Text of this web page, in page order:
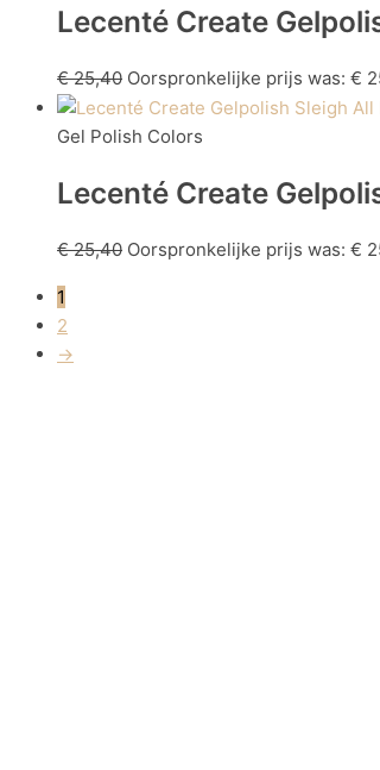
Lecenté Create
€25,40 Oorspronkelijke prijs was: €
Gel Polish Colors
Lecenté Create
€25,40 Oorspronkelijke prijs was: €
1
2
→